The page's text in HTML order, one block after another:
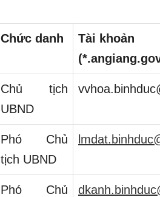
Chức danh
Tài khoản
Chủ tịch
UBND
Phó Chủ
tịch UBND
Phó Chủ